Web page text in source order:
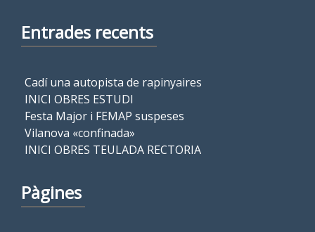
Entrades recents
Cadí una autopista de rapinyaires
INICI OBRES ESTUDI
Festa Major i FEMAP suspeses
Vilanova «confinada»
INICI OBRES TEULADA RECTORIA
Pàgines